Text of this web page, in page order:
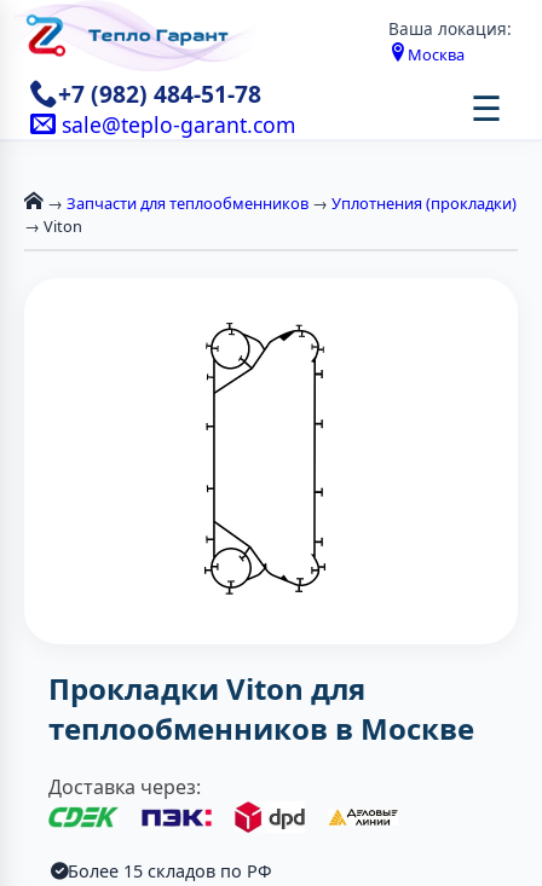
Ваша локация:
Москва
+7 (982) 484-51-78
sale@teplo-garant.com ☰
→ Запчасти для теплообменников → Уплотнения (прокладки)
→ Viton
Прокладки Viton для
теплообменников в Москве
Доставка через:
Более 15 складов по РФ